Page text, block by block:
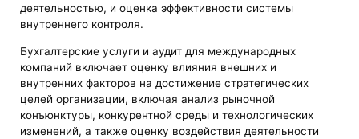
деятельностью, и оценка эффективности системы
внутреннего контроля.
Бухгалтерские услуги и аудит для международных
компаний включает оценку влияния внешних и
внутренних факторов на достижение стратегических
целей организации, включая анализ рыночной
конъюнктуры, конкурентной среды и технологических
изменений, а также оценку воздействия деятельности